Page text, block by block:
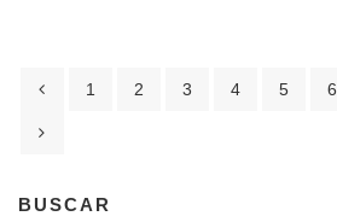
1 2 3 4 5 6
BUSCAR